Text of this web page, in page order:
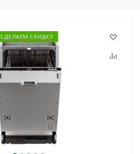
СДЕЛАЕМ СКИДКУ